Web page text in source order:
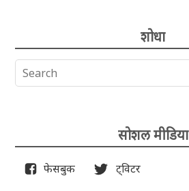
शोधा
सोशल मीडिया
फेसबुक ट्विटर